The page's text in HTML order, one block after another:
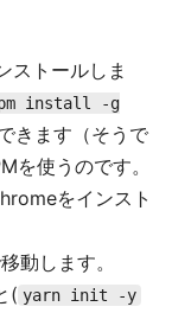
ストールしま
install -g
きます（そうで
を使うのです。
をインスト
動します。
( yarn init -y